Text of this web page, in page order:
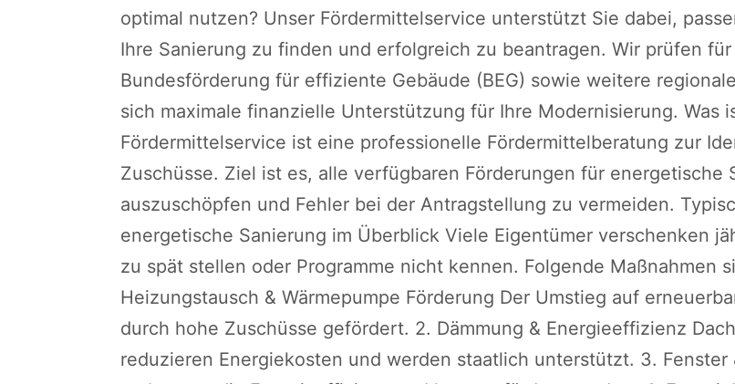
optimal nutzen? Unser Fördermittelservice unterstützt Sie dabei,
Ihre Sanierung zu finden und erfolgreich zu beantragen. Wir prüfen
Bundesförderung für effiziente Gebäude (BEG) sowie weitere
sich maximale finanzielle Unterstützung für Ihre Modernisierung. Was
Fördermittelservice ist eine professionelle Fördermittelberatung zur
Zuschüsse. Ziel ist es, alle verfügbaren Förderungen für energetische
auszuschöpfen und Fehler bei der Antragstellung zu vermeiden.
energetische Sanierung im Überblick Viele Eigentümer verschenken
zu spät stellen oder Programme nicht kennen. Folgende Maßnahmen
Heizungstausch & Wärmepumpe Förderung Der Umstieg auf
durch hohe Zuschüsse gefördert. 2. Dämmung & Energieeffizienz
reduzieren Energiekosten und werden staatlich unterstützt. 3. Fenster